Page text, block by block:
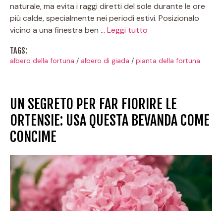
naturale, ma evita i raggi diretti del sole durante le ore
più calde, specialmente nei periodi estivi. Posizionalo
vicino a una finestra ben … Leggi tutto
TAGS:
albero della fortuna / albero di giada / pianta della fortuna
UN SEGRETO PER FAR FIORIRE LE
ORTENSIE: USA QUESTA BEVANDA COME
CONCIME